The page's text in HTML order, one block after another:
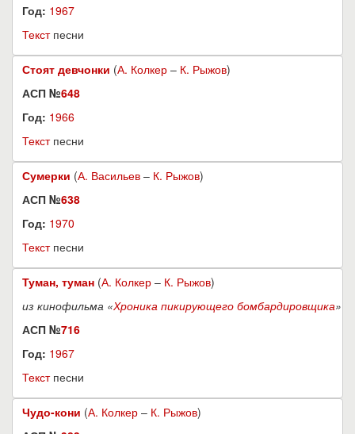
Год: 1967
Текстпесни
Стоят девчонки (А. Колкер – К. Рыжов)
АСП №648
Год: 1966
Текстпесни
Сумерки (А. Васильев – К. Рыжов)
АСП №638
Год: 1970
Текстпесни
Туман, туман (А. Колкер – К. Рыжов)
из кинофильма «Хроника пикирующего бомбардировщика»
АСП №716
Год: 1967
Текстпесни
Чудо-кони (А. Колкер – К. Рыжов)